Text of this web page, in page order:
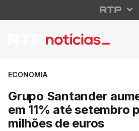
Grupo
ECONOMIA
Grupo Santander
em 11% até setembro
milhões de euros